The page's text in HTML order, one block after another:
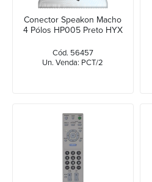
Conector Speakon Macho
4 Pólos HP005 Preto HYX
Cód. 56457
Un. Venda: PCT/2